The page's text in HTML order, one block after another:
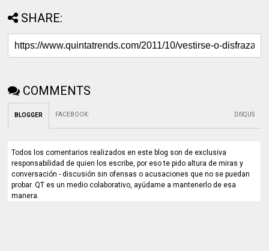
SHARE:
COMMENTS
BLOGGER FACEBOOK: DISQUS
Todos los comentarios realizados en este blog son de exclusiva
responsabilidad de quien los escribe, por eso te pido altura de miras y
conversación - discusión sin ofensas o acusaciones que no se puedan
probar. QT es un medio colaborativo, ayúdame a mantenerlo de esa
manera.